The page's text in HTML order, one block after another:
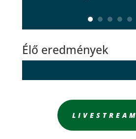
Élő eredmények
LIVESTREAM